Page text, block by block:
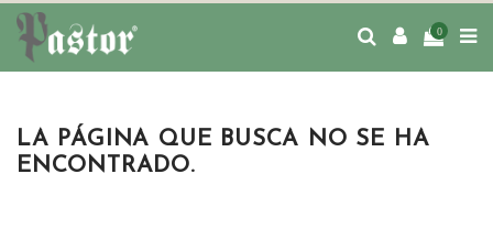
0
LA PÁGINA QUE BUSCA NO SE HA
ENCONTRADO.